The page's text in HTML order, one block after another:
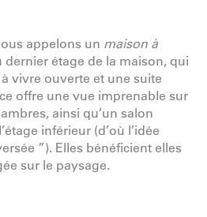
appelons un maison à
dernier étage de la maison, qui
vivre ouverte et une suite
offre une vue imprenable sur
ainsi qu’un salon
inférieur (d’où l’idée
”). Elles bénéficient elles
sur le paysage.